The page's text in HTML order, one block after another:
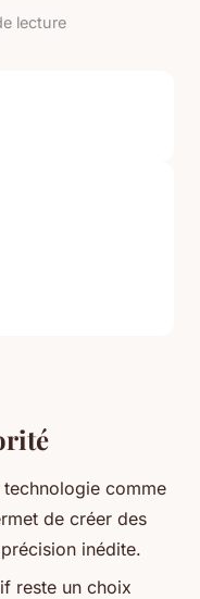
lecture
technologie comme
de créer des
inédite.
reste un choix